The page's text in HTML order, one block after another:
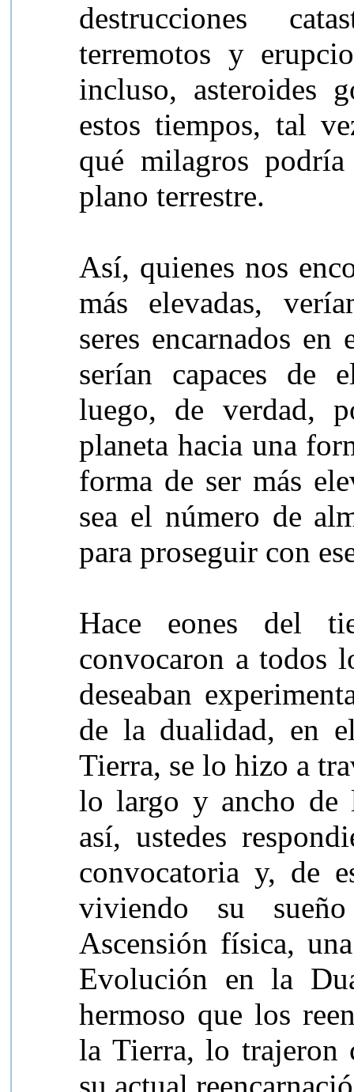
destrucciones
terremotos y
incluso, asteroides
estos tiempos, tal
qué milagros
plano terrestre.
Así, quienes nos
más elevadas,
seres encarnados
serían capaces de
luego, de verdad,
planeta hacia una
forma de ser más
sea el número de
para proseguir con
Hace eones del
convocaron a todos
deseaban
de la dualidad, en
Tierra, se lo hizo a
lo largo y ancho de
así, ustedes
convocatoria y, de
viviendo su
Ascensión física,
Evolución en la
hermoso que los
la Tierra, lo trajeron